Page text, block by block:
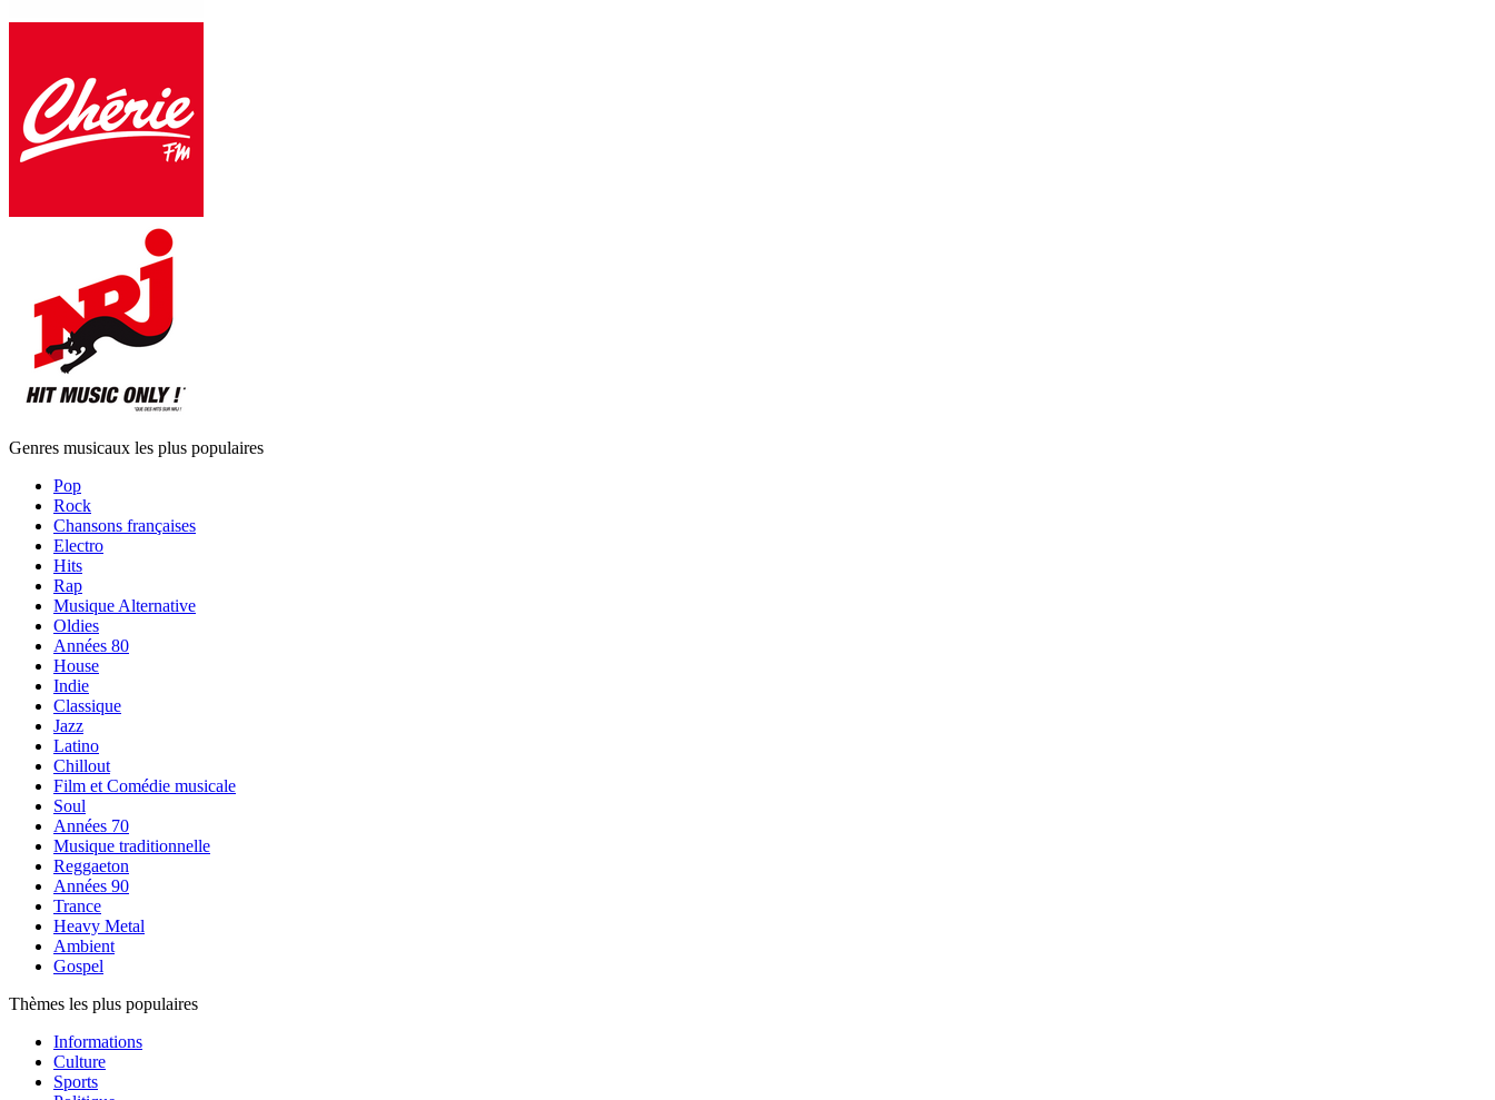
Genres musicaux les plus populaires
Pop
Rock
Chansons françaises
Electro
Hits
Rap
Musique Alternative
Oldies
Années 80
House
Indie
Classique
Jazz
Latino
Chillout
Film et Comédie musicale
Soul
Années 70
Musique traditionnelle
Reggaeton
Années 90
Trance
Heavy Metal
Ambient
Gospel
Thèmes les plus populaires
Informations
Culture
Sports